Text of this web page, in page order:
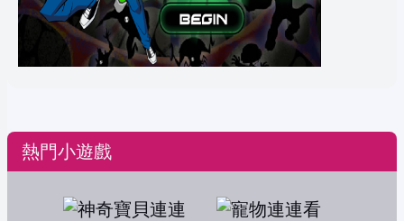
熱門小遊戲